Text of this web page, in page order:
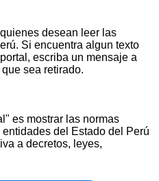
desean leer las
Si encuentra algun texto
escriba un mensaje a
que sea retirado.
es mostrar las normas
del Estado del Perú
a decretos, leyes,